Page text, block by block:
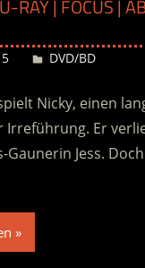
RAY | FOCUS |
Desiree
DVD/BD
Nicky, einen
Irreführung. Er
Gaunerin Jess.